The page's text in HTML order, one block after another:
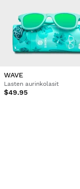
Kokeile
päivää
Voit helposti ja
käyttäjätilisi kautta.
Hyvitys
WAVE
Lasten aurinkolasit
$49.95